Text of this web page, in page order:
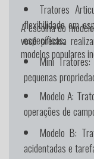
Tratores
flexibilidade em
específicas.
Mini Tratores:
pequenas
A escolha do
você precisa
modelos populares
Modelo A:
operações de
Modelo B:
acidentadas e